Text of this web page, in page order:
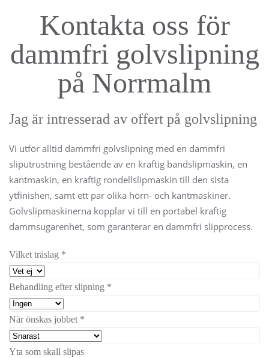
Kontakta oss för
dammfri golvslipning
på Norrmalm
Jag är intresserad av offert på golvslipning
Vi utför alltid dammfri golvslipning med en dammfri
sliputrustning bestående av en kraftig bandslipmaskin, en
kantmaskin, en kraftig rondellslipmaskin till den sista
ytfinishen, samt ett par olika hörn- och kantmaskiner.
Golvslipmaskinerna kopplar vi till en portabel kraftig
dammsugarenhet, som garanterar en dammfri slipprocess.
Vilket träslag *
Behandling efter slipning *
När önskas jobbet *
Yta som skall slipas